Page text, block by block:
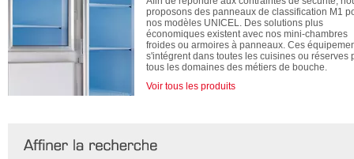
proposons des panneaux de classification M1
nos modèles UNICEL. Des solutions plus
économiques existent avec nos mini-chambres
froides ou armoires à panneaux. Ces
s'intégrent dans toutes les cuisines ou réserves
tous les domaines des métiers de bouche.
Voir tous les produits